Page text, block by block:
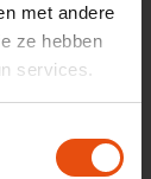
met andere
ze hebben
services.